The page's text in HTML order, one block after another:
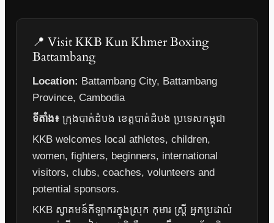
📍 Visit KKB Kun Khmer Boxing
Battambang
Location: Battambang City, Battambang
Province, Cambodia
ទីតាំង៖ ក្រុងបាត់ដំបង ខេត្តបាត់ដំបង ប្រទេសកម្ពុជា
KKB welcomes local athletes, children,
women, fighters, beginners, international
visitors, clubs, coaches, volunteers and
potential sponsors.
KKB ស្វាគមន៍កីឡាករក្នុងស្រុក កុមារ ស្ត្រី អ្នកប្រដាល់